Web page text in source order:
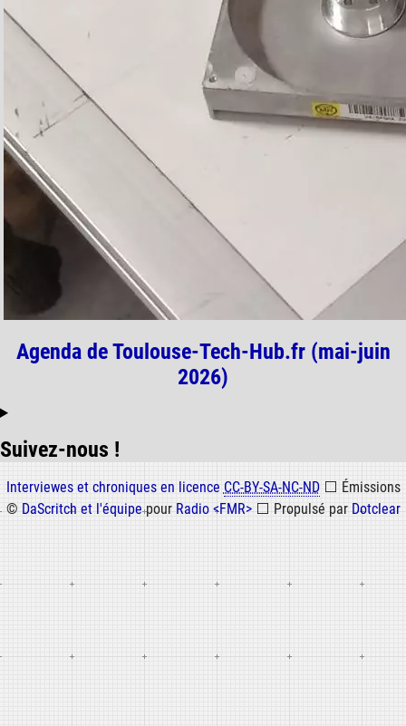
Agenda de Toulouse-Tech-Hub.fr (mai-juin
2026)
Suivez-nous !
Informations
Interviewes et chroniques en licence CC-BY-SA-NC-ND ⬜ Émissions
© DaScritch et l'équipepour Radio <FMR> ⬜ Propulsé par Dotclear